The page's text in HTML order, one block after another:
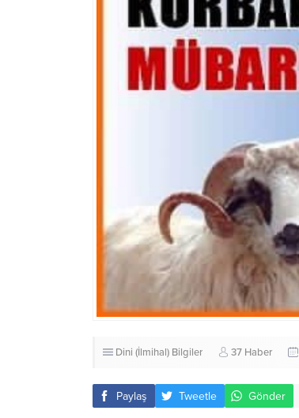
Dini (İlmihal) Bilgiler 37 Haber
Paylaş Tweetle Gönder